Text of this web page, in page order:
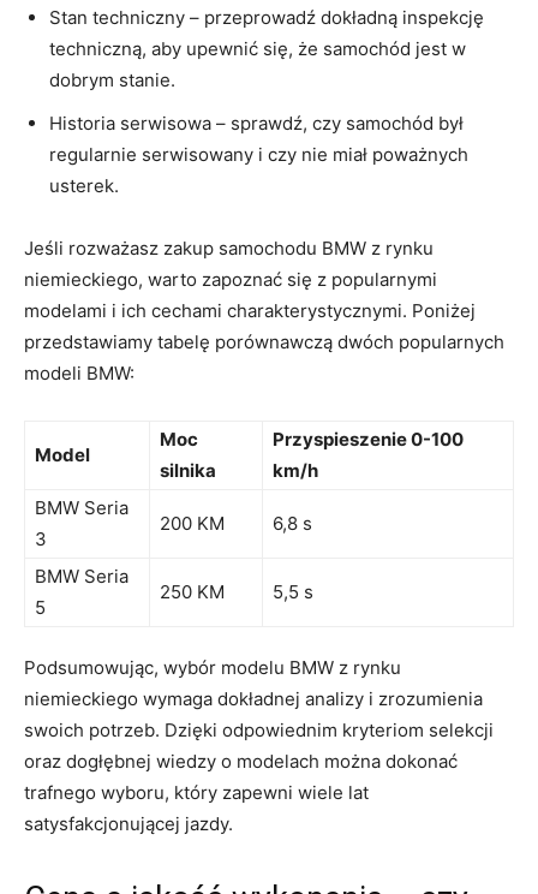
Stan techniczny – przeprowadź dokładną inspekcję
techniczną, aby upewnić się, że samochód jest w
dobrym stanie.
Historia serwisowa – ‌sprawdź, czy samochód był
regularnie serwisowany i czy nie miał ‌poważnych
‍usterek.
Jeśli rozważasz zakup samochodu BMW z ​rynku
niemieckiego, warto zapoznać ​się z popularnymi
modelami i ich cechami ‍charakterystycznymi. ‍Poniżej
przedstawiamy tabelę porównawczą dwóch​ popularnych
modeli BMW:
Model
Moc
silnika
Przyspieszenie 0-100
km/h
BMW Seria
3
200 KM 6,8 ‌s
BMW Seria
5
250 KM 5,5 s
Podsumowując, wybór modelu BMW z rynku
niemieckiego wymaga dokładnej analizy i zrozumienia
swoich potrzeb. Dzięki odpowiednim kryteriom selekcji
oraz dogłębnej ⁢wiedzy o modelach można dokonać
trafnego wyboru, który zapewni wiele ​lat​
satysfakcjonującej jazdy.